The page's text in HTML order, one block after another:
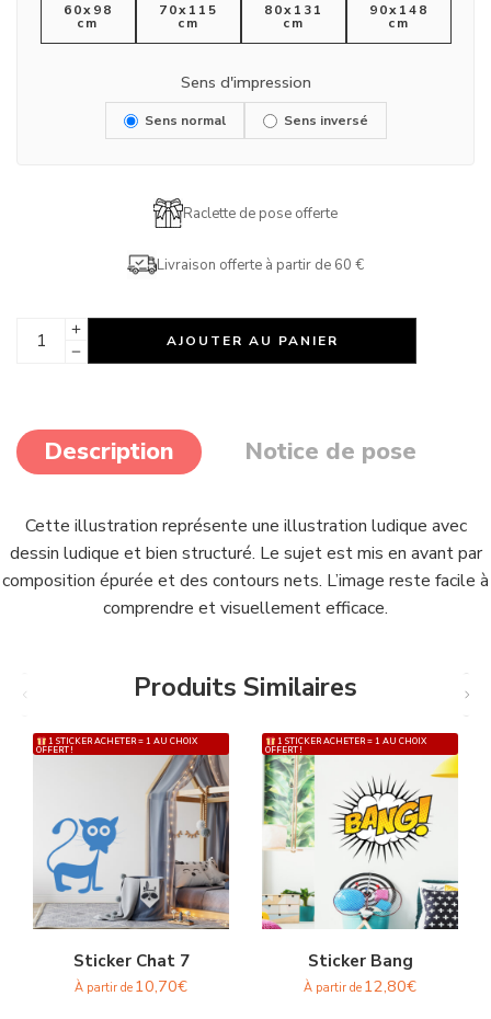
60x98
cm
70x115
cm
80x131
cm
90x148
cm
Sens d'impression
Sens normal Sens inversé
Raclette de pose offerte
Livraison offerte à partir de 60 €
AJOUTER AU PANIER
Description Notice de pose
Cette illustration représente une illustration ludique avec
dessin ludique et bien structuré. Le sujet est mis en avant par
composition épurée et des contours nets. L’image reste facile à
comprendre et visuellement efficace.
Produits Similaires
1 STICKER ACHETER = 1 AU CHOIX
OFFERT !
Sticker Chat 7
À partir de 10,70€
1 STICKER ACHETER = 1 AU CHOIX
OFFERT !
Sticker Bang
À partir de 12,80€